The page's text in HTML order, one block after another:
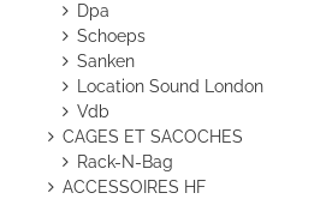
Dpa
Schoeps
Sanken
Location Sound London
Vdb
CAGES ET SACOCHES
Rack-N-Bag
ACCESSOIRES HF